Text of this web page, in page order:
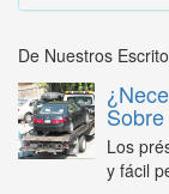
De Nuestros
Los
y fácil